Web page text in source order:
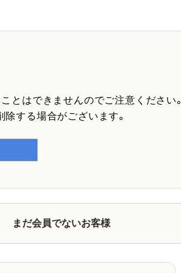
とはできませんのでご注意ください。
する場合がございます。
まだ会員でないお客様